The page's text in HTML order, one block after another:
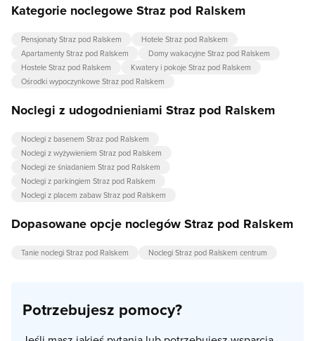
Kategorie noclegowe Straz pod Ralskem
Pensjonaty Straz pod Ralskem
Hotele Straz pod Ralskem
Apartamenty Straz pod Ralskem
Domy wakacyjne Straz pod Ralskem
Hostele Straz pod Ralskem
Kwatery i pokoje Straz pod Ralskem
Ośrodki wypoczynkowe Straz pod Ralskem
Noclegi z udogodnieniami Straz pod Ralskem
Noclegi z basenem Straz pod Ralskem
Noclegi z wyżywieniem Straz pod Ralskem
Noclegi ze śniadaniem Straz pod Ralskem
Noclegi z parkingiem Straz pod Ralskem
Noclegi z placem zabaw Straz pod Ralskem
Dopasowane opcje noclegów Straz pod Ralskem
Tanie noclegi Straz pod Ralskem Noclegi Straz pod Ralskem centrum
Potrzebujesz pomocy?